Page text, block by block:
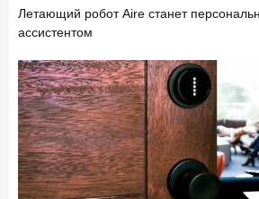
Летающий робот Aire станет
ассистентом